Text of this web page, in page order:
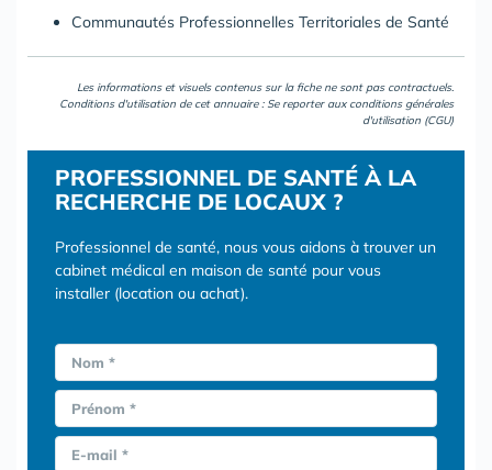
Communautés Professionnelles Territoriales de Santé
Les informations et visuels contenus sur la fiche ne sont pas contractuels.
Conditions d'utilisation de cet annuaire : Se reporter aux conditions générales
d'utilisation (CGU)
PROFESSIONNEL DE SANTÉ À LA
RECHERCHE DE LOCAUX ?
Professionnel de santé, nous vous aidons à trouver un
cabinet médical en maison de santé pour vous
installer (location ou achat).
Nom *
Prénom *
E-mail *